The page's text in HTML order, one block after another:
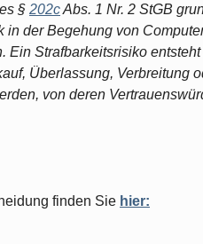
§ 202cAbs. 1 Nr. 2 StGB
in der Begehung von
Ein Strafbarkeitsrisiko
Überlassung, Verbreitung
von deren
finden Sie hier: